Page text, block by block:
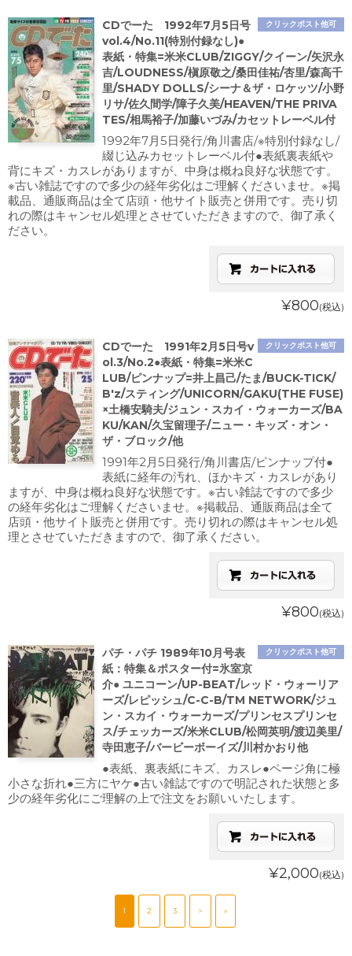
クリックポスト他可
CDでーた 1992年7月5日号
vol.4/No.11(特別付録なし)●
表紙・特集=米米CLUB/ZIGGY/クイーン/矢沢永
吉/LOUDNESS/槇原敬之/桑田佳祐/杏里/森高千
里/SHADY DOLLS/シーナ＆ザ・ロケッツ/小野
リサ/佐久間学/障子久美/HEAVEN/THE PRIVA
TES/相馬裕子/加藤いづみ/カセットレーベル付
1992年7月5日発行/角川書店/※特別付録なし/
綴じ込みカセットレーベル付●表紙裏表紙や
背にキズ・カスレがありますが、中身は概ね良好な状態です。
※古い雑誌ですので多少の経年劣化はご理解くださいませ。※掲
載品、通販商品は全て店頭・他サイト販売と併用です。売り切
れの際はキャンセル処理とさせていただきますので、御了承く
ださい。
¥800(税込)
クリックポスト他可
CDでーた 1991年2月5日号v
ol.3/No.2●表紙・特集=米米C
LUB/ピンナップ=井上昌己/たま/BUCK-TICK/
B'z/スティング/UNICORN/GAKU(THE FUSE)
×土橋安騎夫/ジュン・スカイ・ウォーカーズ/BA
KU/KAN/久宝留理子/ニュー・キッズ・オン・
ザ・ブロック/他
1991年2月5日発行/角川書店/ピンナップ付●
表紙に経年の汚れ、ほかキズ・カスレがあり
ますが、中身は概ね良好な状態です。※古い雑誌ですので多少
の経年劣化はご理解くださいませ。※掲載品、通販商品は全て
店頭・他サイト販売と併用です。売り切れの際はキャンセル処
理とさせていただきますので、御了承ください。
¥800(税込)
クリックポスト他可
パチ・パチ 1989年10月号表
紙：特集＆ポスター付=氷室京
介● ユニコーン/UP-BEAT/レッド・ウォーリア
ーズ/レピッシュ/C-C-B/TM NETWORK/ジュ
ン・スカイ・ウォーカーズ/プリンセスプリンセ
ス/チェッカーズ/米米CLUB/松岡英明/渡辺美里/
寺田恵子/バービーボーイズ/川村かおり他
●表紙、裏表紙にキズ、カスレ●ページ角に極
小さな折れ●三方にヤケ●古い雑誌ですので明記された状態と多
少の経年劣化にご理解の上で注文をお願いいたします。
¥2,000(税込)
1 2 3 > »